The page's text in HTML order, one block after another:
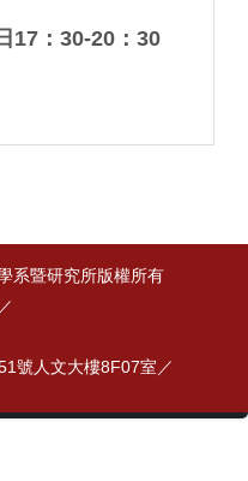
17：30-20：30
系暨研究所版權所有
號人文大樓8F07室／